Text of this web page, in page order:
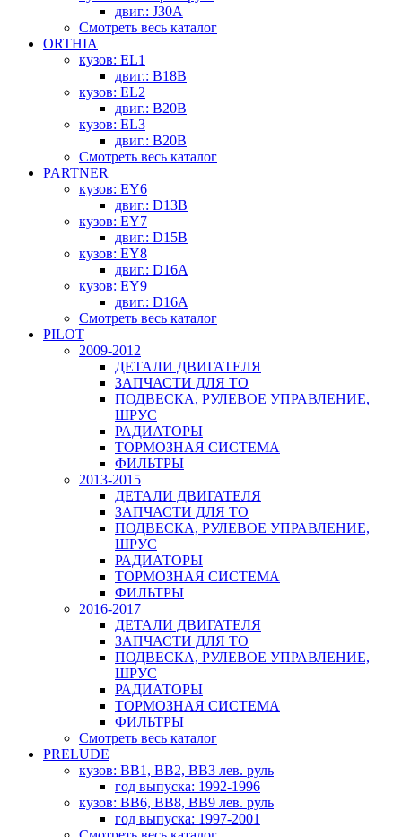
двиг.: J30A
Смотреть весь каталог
ORTHIA
кузов: EL1
двиг.: B18B
кузов: EL2
двиг.: B20B
кузов: EL3
двиг.: B20B
Смотреть весь каталог
PARTNER
кузов: EY6
двиг.: D13B
кузов: EY7
двиг.: D15B
кузов: EY8
двиг.: D16A
кузов: EY9
двиг.: D16A
Смотреть весь каталог
PILOT
2009-2012
ДЕТАЛИ ДВИГАТЕЛЯ
ЗАПЧАСТИ ДЛЯ ТО
ПОДВЕСКА, РУЛЕВОЕ УПРАВЛЕНИЕ,
ШРУС
РАДИАТОРЫ
ТОРМОЗНАЯ СИСТЕМА
ФИЛЬТРЫ
2013-2015
ДЕТАЛИ ДВИГАТЕЛЯ
ЗАПЧАСТИ ДЛЯ ТО
ПОДВЕСКА, РУЛЕВОЕ УПРАВЛЕНИЕ,
ШРУС
РАДИАТОРЫ
ТОРМОЗНАЯ СИСТЕМА
ФИЛЬТРЫ
2016-2017
ДЕТАЛИ ДВИГАТЕЛЯ
ЗАПЧАСТИ ДЛЯ ТО
ПОДВЕСКА, РУЛЕВОЕ УПРАВЛЕНИЕ,
ШРУС
РАДИАТОРЫ
ТОРМОЗНАЯ СИСТЕМА
ФИЛЬТРЫ
Смотреть весь каталог
PRELUDE
кузов: BB1, BB2, BB3 лев. руль
год выпуска: 1992-1996
кузов: BB6, BB8, BB9 лев. руль
год выпуска: 1997-2001